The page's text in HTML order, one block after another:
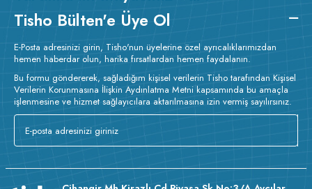
Tisho Bülten'e Üye Ol
E-Posta adresinizi girin, Tisho'nun üyelerine özel ayrıcalıklarımızdan
hemen haberdar olun, harika fırsatlardan hemen faydalanın.
Bu formu göndererek, sağladığım kişisel verilerin Tisho tarafından Kişisel
Verilerin Korunmasına İlişkin Aydınlatma Metni kapsamında bu amaçla
işlenmesine ve hizmet sağlayıcılara aktarılmasına izin vermiş sayılırsınız.